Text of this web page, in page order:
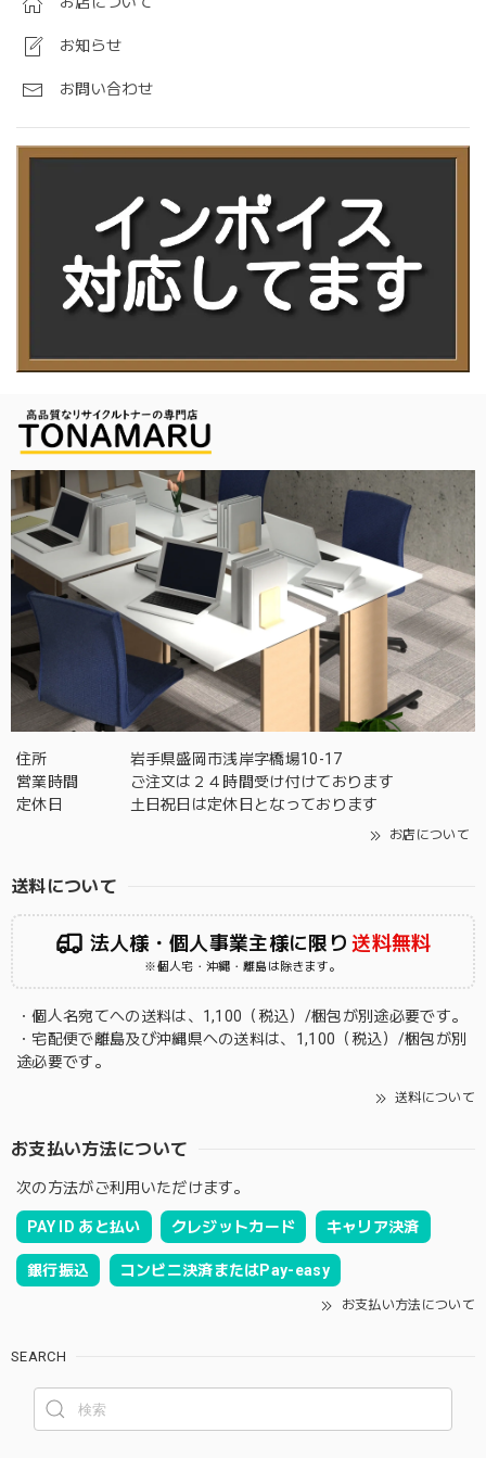
お知らせ
お問い合わせ
住所
岩手県盛岡市浅岸字橋場10-17
営業時間
ご注文は２４時間受け付けております
定休日
土日祝日は定休日となっております
お店について
送料について
法人様・個人事業主様に限り 送料無料
※個人宅・沖縄・離島は除きます。
・個人名宛てへの送料は、1,100（税込）/梱包が別途必要です。
・宅配便で離島及び沖縄県への送料は、1,100（税込）/梱包が別
途必要です。
送料について
お支払い方法について
次の方法がご利用いただけます。
PAY ID あと払い クレジットカード キャリア決済
銀行振込 コンビニ決済またはPay-easy
お支払い方法について
SEARCH